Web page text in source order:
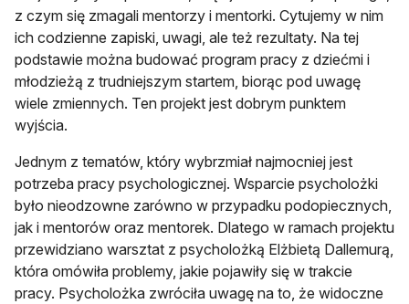
z czym się zmagali mentorzy i mentorki. Cytujemy w nim
ich codzienne zapiski, uwagi, ale też rezultaty. Na tej
podstawie można budować program pracy z dziećmi i
młodzieżą z trudniejszym startem, biorąc pod uwagę
wiele zmiennych. Ten projekt jest dobrym punktem
wyjścia.
Jednym z tematów, który wybrzmiał najmocniej jest
potrzeba pracy psychologicznej. Wsparcie psycholożki
było nieodzowne zarówno w przypadku podopiecznych,
jak i mentorów oraz mentorek. Dlatego w ramach projektu
przewidziano warsztat z psycholożką Elżbietą Dallemurą,
która omówiła problemy, jakie pojawiły się w trakcie
pracy. Psycholożka zwróciła uwagę na to, że widoczne